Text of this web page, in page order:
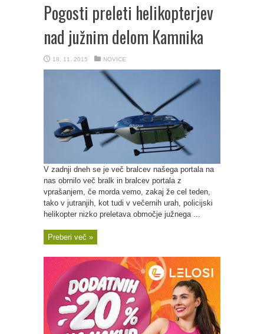
Pogosti preleti helikopterjev
nad južnim delom Kamnika
18. 11. 2015 NOVICE
V zadnji dneh se je več bralcev našega portala na
nas obrnilo več bralk in bralcev portala z
vprašanjem, če morda vemo, zakaj že cel teden,
tako v jutranjih, kot tudi v večernih urah, policijski
helikopter nizko preletava območje južnega ...
Preberi več »